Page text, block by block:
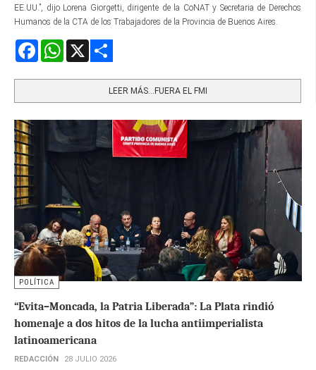
EE.UU.”, dijo Lorena Giorgetti, dirigente de la CoNAT y Secretaria de Derechos
Humanos de la CTA de los Trabajadores de la Provincia de Buenos Aires.
FacebookWhatsApp
LEER MÁS…FUERA EL FMI
POLÍTICA
“Evita–Moncada, la Patria Liberada”: La Plata rindió
homenaje a dos hitos de la lucha antiimperialista
latinoamericana
REDACCIÓN 28 JULIO 2026